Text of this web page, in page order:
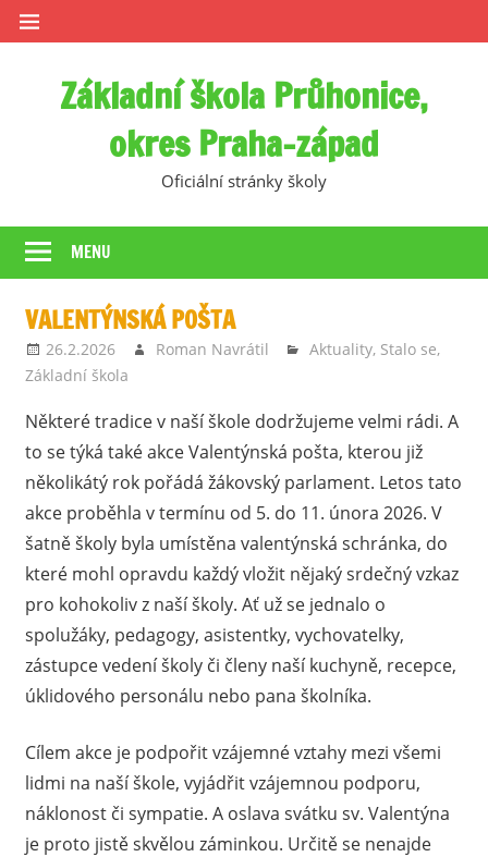
Skip
to
Základní škola Průhonice,
okres Praha-západ
Oficiální stránky školy
MENU
VALENTÝNSKÁ POŠTA
26.2.2026 Roman Navrátil Aktuality, Stalo se,
Základní škola
Některé tradice v naší škole dodržujeme velmi rádi. A
to se týká také akce Valentýnská pošta, kterou již
několikátý rok pořádá žákovský parlament. Letos tato
akce proběhla v termínu od 5. do 11. února 2026. V
šatně školy byla umístěna valentýnská schránka, do
které mohl opravdu každý vložit nějaký srdečný vzkaz
pro kohokoliv z naší školy. Ať už se jednalo o
spolužáky, pedagogy, asistentky, vychovatelky,
zástupce vedení školy či členy naší kuchyně, recepce,
úklidového personálu nebo pana školníka.
Cílem akce je podpořit vzájemné vztahy mezi všemi
lidmi na naší škole, vyjádřit vzájemnou podporu,
náklonost či sympatie. A oslava svátku sv. Valentýna
je proto jistě skvělou záminkou. Určitě se nenajde